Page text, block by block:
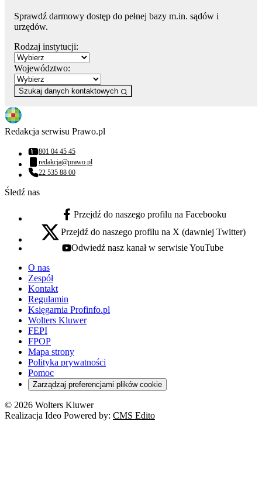
Sprawdź darmowy dostęp do pełnej bazy m.in. sądów i
urzędów.
Rodzaj instytucji:
Województwo:
Szukaj danych kontaktowych
Redakcja serwisu Prawo.pl
Numer telefonu:
801 04 45 45
Adres email:
redakcja@prawo.pl
Numer telefonu:
22 535 88 00
Śledź nas
facebook - otwiera się w nowej karcie
Przejdź do naszego profilu na Facebooku
x - otwiera się w nowej karcie
Przejdź do naszego profilu na X (dawniej Twitter)
youtube - otwiera się w nowej karcie
Odwiedź nasz kanał w serwisie YouTube
O nas
Zespół
Kontakt
Regulamin
Księgarnia Profinfo.pl
Wolters Kluwer
FEPI
FPOP
Mapa strony
Polityka prywatności
Pomoc
Zarządzaj preferencjami plików cookie
© 2026 Wolters Kluwer
Realizacja Ideo Powered by: CMS Edito